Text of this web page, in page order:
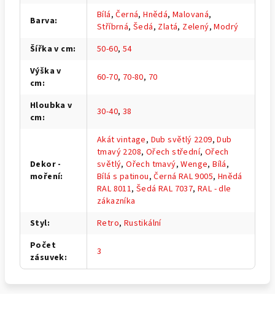
Barva: Bílá,Černá,Hnědá,Malovaná,
Stříbrná,Šedá, Zlatá, Zelený,Modrý
Šířka v cm: 50-60, 54
Výška v
cm: 60-70, 70-80, 70
Hloubka v
cm: 30-40, 38
Dekor -
moření:
Akát vintage, Dub světlý 2209,Dub
tmavý 2208, Ořech střední, Ořech
světlý,Ořech tmavý,Wenge,Bílá,
Bílá s patinou,Černá RAL 9005, Hnědá
RAL 8011,Šedá RAL 7037,RAL - dle
zákazníka
Styl: Retro, Rustikální
Počet
zásuvek: 3